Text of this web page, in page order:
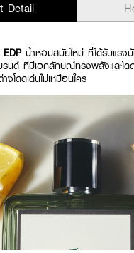
Detail
EDP น้ำหอมสมัยใหม่ ที่ได้รับแรง
รนด์ ที่มีเอกลักษณ์ทรงพลังและโ
โดดเด่นไม่เหมือนใคร